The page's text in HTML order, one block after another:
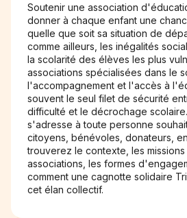
Soutenir une association
donner à chaque enfant une
quelle que soit sa situation de
comme ailleurs, les inégalités
la scolarité des élèves les plus
associations spécialisées dans le
l'accompagnement et l'accès à
souvent le seul filet de sécurité
difficulté et le décrochage
s'adresse à toute personne
citoyens, bénévoles, donateurs,
trouverez le contexte, les
associations, les formes
comment une cagnotte solidaire
cet élan collectif.